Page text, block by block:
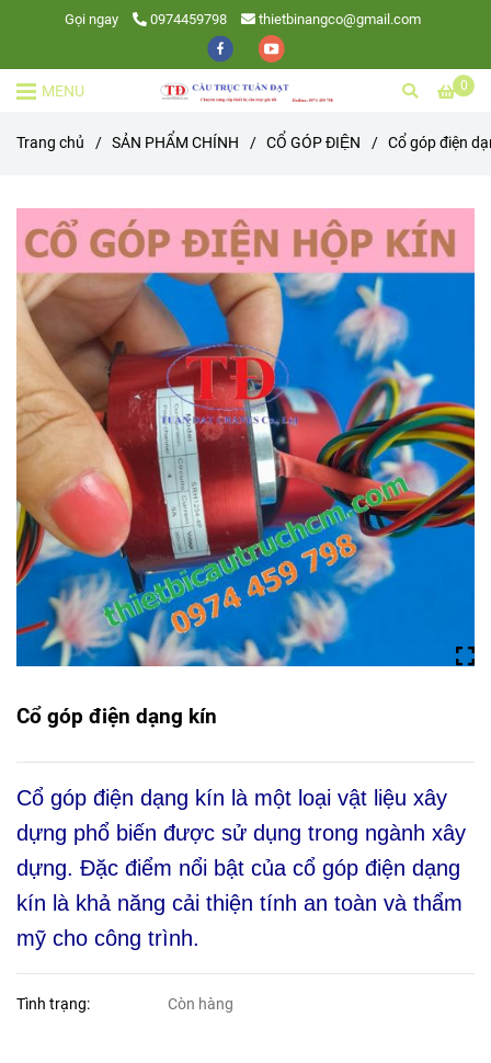
Gọi ngay 0974459798 thietbinangco@gmail.com
0
MENU
Trang chủ / SẢN PHẨM CHÍNH / CỔ GÓP ĐIỆN / Cổ góp điện
Cổ góp điện dạng kín
Cổ góp điện dạng kín là một loại vật liệu xây
dựng phổ biến được sử dụng trong ngành xây
dựng. Đặc điểm nổi bật của cổ góp điện dạng
kín là khả năng cải thiện tính an toàn và thẩm
mỹ cho công trình.
Tình trạng: Còn hàng